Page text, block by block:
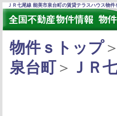
ＪＲ七尾線 能美市泉台町の賃貸テラスハウス物件
物件ｓトップ＞
泉台町
＞ ＪＲ